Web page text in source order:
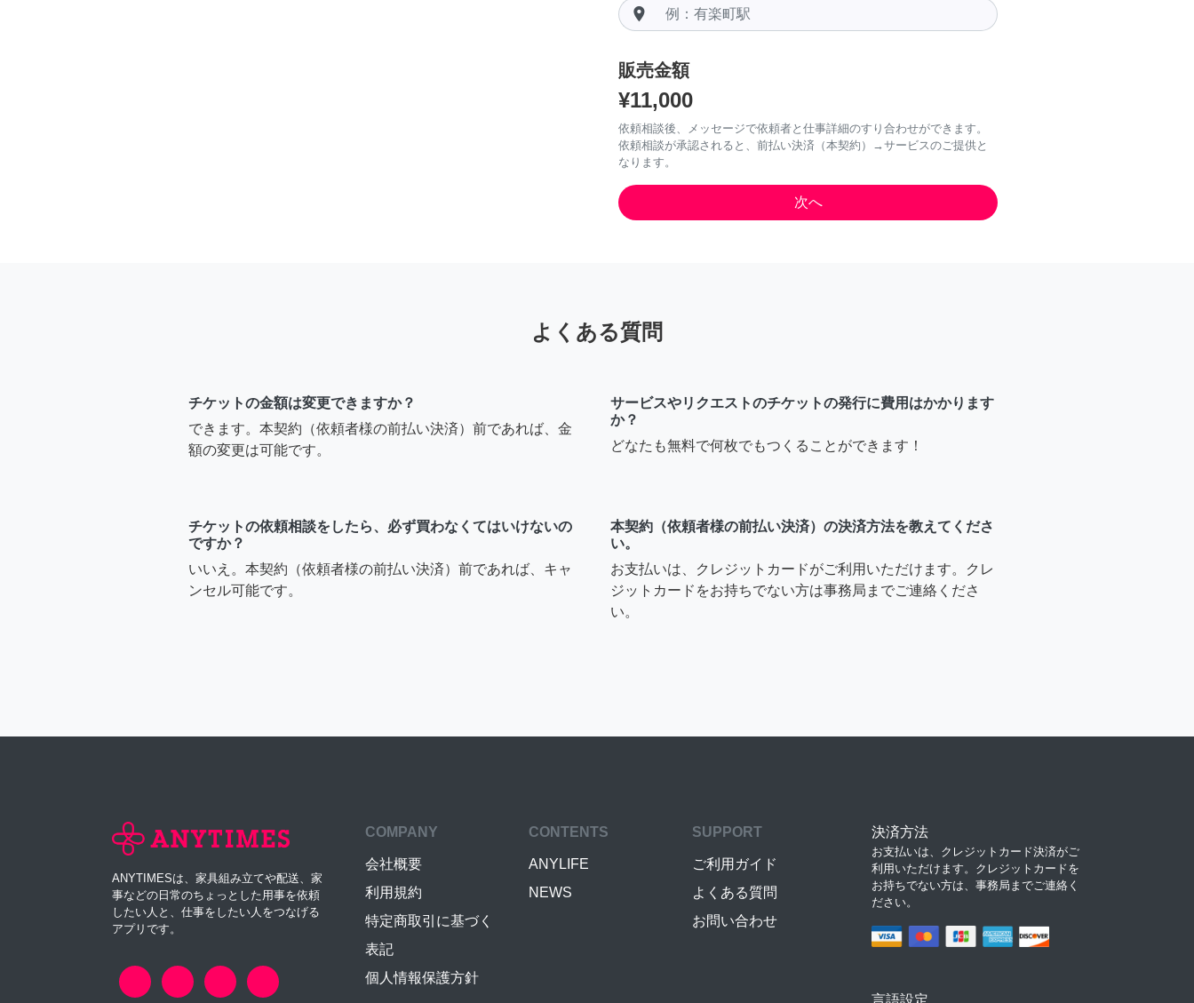
room
販売金額
¥11,000
依頼相談後、メッセージで依頼者と仕事詳細のすり合わせができます。
依頼相談が承認されると、前払い決済（本契約）→サービスのご提供と
なります。
よくある質問
チケットの金額は変更できますか？
できます。本契約（依頼者様の前払い決済）前であれば、金
額の変更は可能です。
サービスやリクエストのチケットの発行に費用はかかります
か？
どなたも無料で何枚でもつくることができます！
チケットの依頼相談をしたら、必ず買わなくてはいけないの
ですか？
いいえ。本契約（依頼者様の前払い決済）前であれば、キャ
ンセル可能です。
本契約（依頼者様の前払い決済）の決済方法を教えてくださ
い。
お支払いは、クレジットカードがご利用いただけます。クレ
ジットカードをお持ちでない方は事務局までご連絡くださ
い。
ANYTIMESは、家具組み立てや配送、家
事などの日常のちょっとした用事を依頼
したい人と、仕事をしたい人をつなげる
アプリです。
COMPANY
会社概要
利用規約
特定商取引に基づく
表記
個人情報保護方針
CONTENTS
ANYLIFE
NEWS
SUPPORT
ご利用ガイド
よくある質問
お問い合わせ
決済方法
お支払いは、クレジットカード決済がご
利用いただけます。クレジットカードを
お持ちでない方は、事務局までご連絡く
ださい。
言語設定